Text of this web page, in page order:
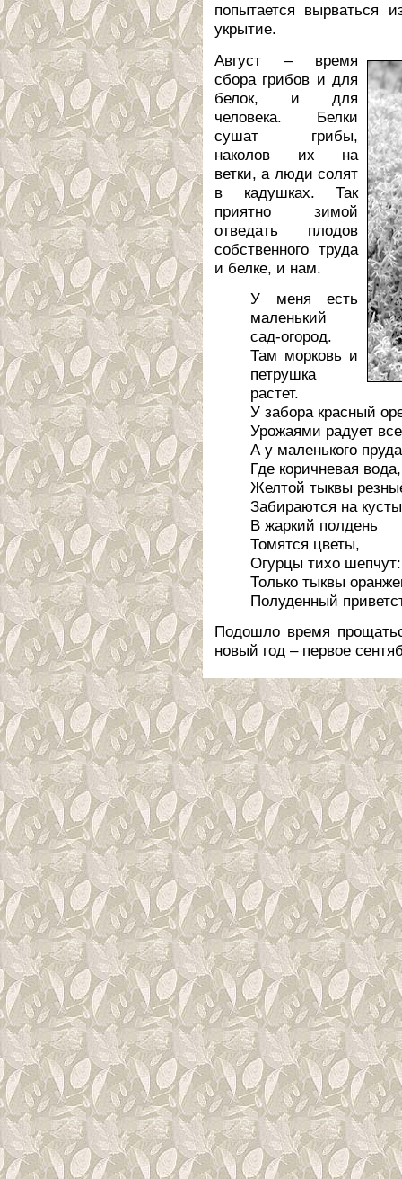
попытается вырваться
укрытие.
Август – время
сбора грибов и для
белок, и для
человека. Белки
сушат грибы,
наколов их на
ветки, а люди солят
в кадушках. Так
приятно зимой
отведать плодов
собственного труда
и белке, и нам.
У меня есть
маленький
сад-огород.
Там морковь и
петрушка
растет.
У забора красный
Урожаями радует
А у маленького
Где коричневая вода,
Желтой тыквы
Забираются на
В жаркий полдень
Томятся цветы,
Огурцы тихо
Только тыквы
Полуденный
Подошло время
новый год – первое